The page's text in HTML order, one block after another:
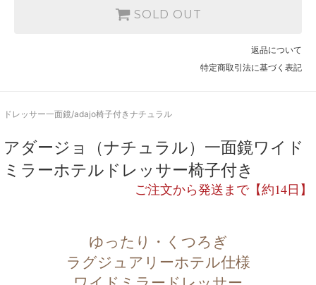
納期はお問い合わせください。TEL054-281-4741
納期はお問い合わせください。TEL054-281-4741
納期はお問い合わせください。TEL054-281-4741
SOLD OUT
納期はお問い合わせください。TEL054-281-4741
SOLD OUT
返品について
特定商取引法に基づく表記
ドレッサー一面鏡/adajo椅子付きナチュラル
アダージョ（ナチュラル）一面鏡ワイド
ミラーホテルドレッサー椅子付き
ご注文から発送まで【約14日】
ゆったり・くつろぎ
ラグジュアリーホテル仕様